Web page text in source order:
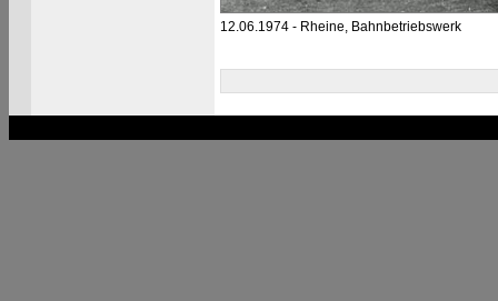
12.06.1974 - Rheine, Bahnbetriebswerk